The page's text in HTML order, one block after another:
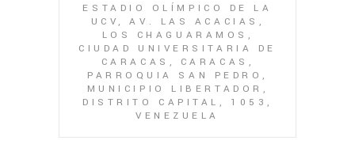
ESTADIO OLÍMPICO DE LA
UCV, AV. LAS ACACIAS,
LOS CHAGUARAMOS,
CIUDAD UNIVERSITARIA DE
CARACAS, CARACAS,
PARROQUIA SAN PEDRO,
MUNICIPIO LIBERTADOR,
DISTRITO CAPITAL, 1053,
VENEZUELA